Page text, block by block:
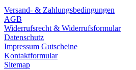
Versand- & Zahlungsbedingungen
AGB
Widerrufsrecht & Widerrufsformular
Datenschutz
Impressum Gutscheine
Kontaktformular
Sitemap